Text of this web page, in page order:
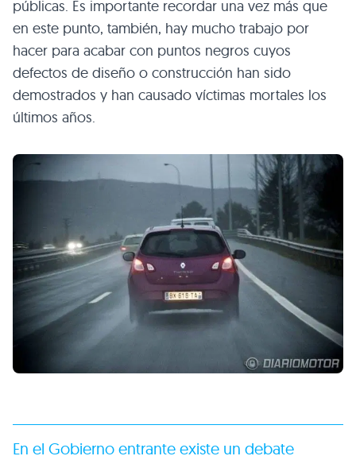
públicas. Es importante recordar una vez más que
en este punto, también, hay mucho trabajo por
hacer para acabar con puntos negros cuyos
defectos de diseño o construcción han sido
demostrados y han causado víctimas mortales los
últimos años.
En el Gobierno entrante existe un debate